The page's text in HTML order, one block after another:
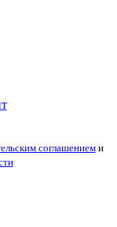
соглашениеми